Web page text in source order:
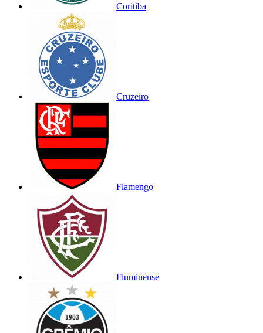
Coritiba
Cruzeiro
Flamengo
Fluminense